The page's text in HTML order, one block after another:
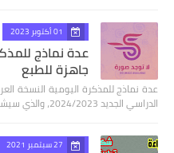
01 أكتوبر 2023
عدة نماذج
جاهزة للطبع
عدة نماذج للمذكرة اليومية النسخة
الدراسي الجديد 2024/2023، والذي سيشهد …
27 سبتمبر 2021